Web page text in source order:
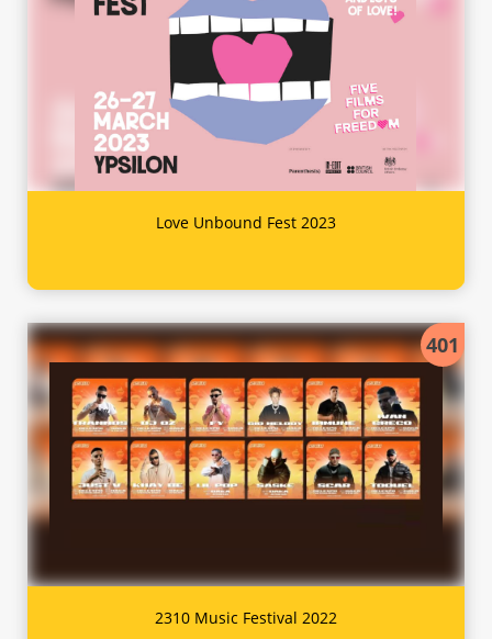
Love Unbound Fest 2023
401
2310 Music Festival 2022